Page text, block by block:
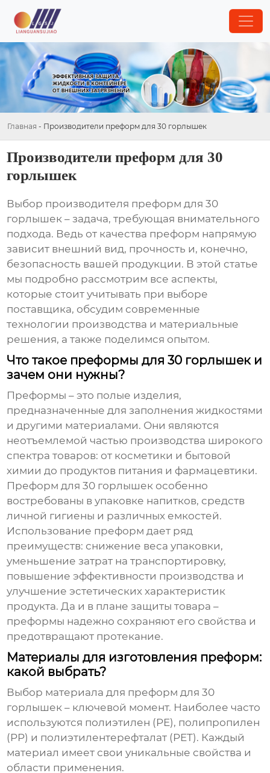
Главная - Производители преформ для 30 горлышек
Производители преформ для 30
горлышек
Выбор производителя преформ для 30
горлышек – задача, требующая внимательного
подхода. Ведь от качества преформ напрямую
зависит внешний вид, прочность и, конечно,
безопасность вашей продукции. В этой статье
мы подробно рассмотрим все аспекты,
которые стоит учитывать при выборе
поставщика, обсудим современные
технологии производства и материальные
решения, а также поделимся опытом.
Что такое преформы для 30 горлышек и
зачем они нужны?
Преформы – это полые изделия,
предназначенные для заполнения жидкостями
и другими материалами. Они являются
неотъемлемой частью производства широкого
спектра товаров: от косметики и бытовой
химии до продуктов питания и фармацевтики.
Преформ для 30 горлышек особенно
востребованы в упаковке напитков, средств
личной гигиены и различных емкостей.
Использование преформ дает ряд
преимуществ: снижение веса упаковки,
уменьшение затрат на транспортировку,
повышение эффективности производства и
улучшение эстетических характеристик
продукта. Да и в плане защиты товара –
преформы надежно сохраняют его свойства и
предотвращают протекание.
Материалы для изготовления преформ:
какой выбрать?
Выбор материала для преформ для 30
горлышек – ключевой момент. Наиболее часто
используются полиэтилен (PE), полипропилен
(PP) и полиэтилентерефталат (PET). Каждый
материал имеет свои уникальные свойства и
области применения.